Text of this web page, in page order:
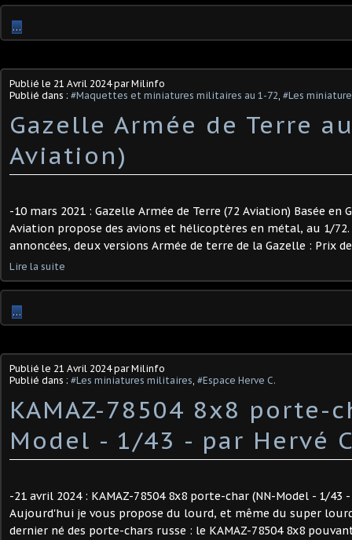
…
Publié le 21 Avril 2024par Milinfo
Publié dans : #Maquettes et miniatures militaires au 1-72, #Les
Gazelle Armée de Terre
Aviation)
-10 mars 2021 : Gazelle Armée de Terre (72 Aviation) Basée en
Aviation propose des avions et hélicoptères en métal, au 1/
annoncées, deux versions Armée de terre de la Gazelle : Prix
Lire la suite
…
Publié le 21 Avril 2024par Milinfo
Publié dans : #Les miniatures militaires, #Espace Herve C.
KAMAZ-78504 8x8 porte-
Model - 1/43 - par Hervé
-21 avril 2024 : KAMAZ-78504 8x8 porte-char (NN-Model - 1/43 -
Aujourd'hui je vous propose du lourd, et même du super
dernier né des porte-chars russe : le KAMAZ-78504 8x8